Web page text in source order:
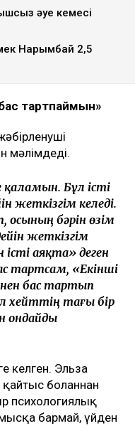
әуе кемесі
Нарымбай 2,5
тартпаймын»
мәлімдеді.
Бұл істі
жеткізгім келеді.
осының бәрін өзім
жеткізгім
істі аяқта» деген
тартсам, «Екінші
бас тартып
хейттің тағы бір
ондайды
келген. Эльза
болғаннан
психологиялық
бармай, үйден